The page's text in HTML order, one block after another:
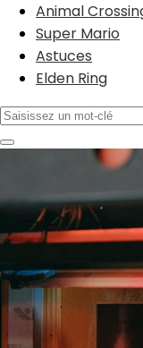
Animal
Super Mario
Astuces
Elden Ring